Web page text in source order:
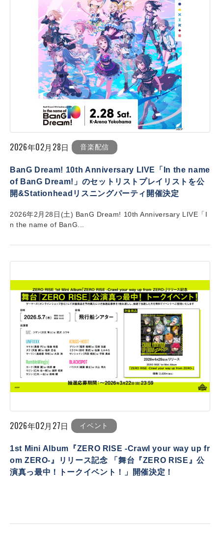
2026年02月28日 音楽配信
BanG Dream! 10th Anniversary LIVE「In the name
of BanG Dream!」のセットリストプレイリストを公
開&Stationheadリスニングパーティ開催決定
2026年2月28日(土) BanG Dream! 10th Anniversary LIVE「I
n the name of BanG...
2026年02月27日 イベント
1st Mini Album『ZERO RISE -Crawl your way up fr
om ZERO-』リリース記念 「舞台『ZERO RISE』公
演真っ最中！トークイベント！」開催決定！